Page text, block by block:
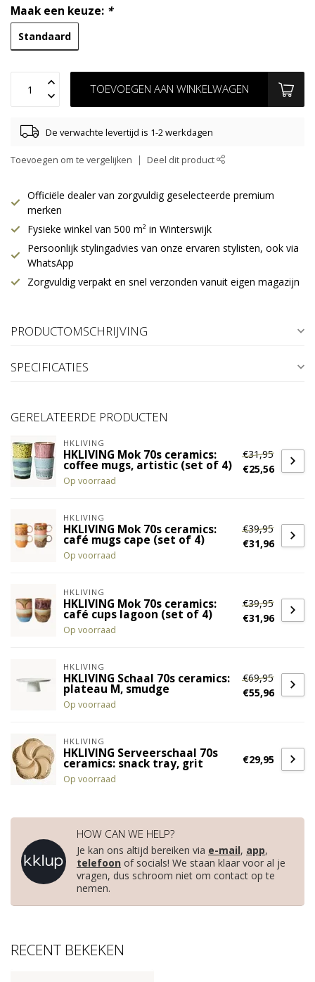
Maak een keuze: *
Standaard
TOEVOEGEN AAN WINKELWAGEN
De verwachte levertijd is 1-2 werkdagen
Toevoegen om te vergelijken Deel dit product
Officiële dealer van zorgvuldig geselecteerde premium
merken
Fysieke winkel van 500 m² in Winterswijk
Persoonlijk stylingadvies van onze ervaren stylisten, ook via
WhatsApp
Zorgvuldig verpakt en snel verzonden vanuit eigen magazijn
PRODUCTOMSCHRIJVING
SPECIFICATIES
GERELATEERDE PRODUCTEN
HKLIVING
HKLIVING Mok 70s ceramics:
coffee mugs, artistic (set of 4)
Op voorraad
€31,95
€25,56
HKLIVING
HKLIVING Mok 70s ceramics:
café mugs cape (set of 4)
Op voorraad
€39,95
€31,96
HKLIVING
HKLIVING Mok 70s ceramics:
café cups lagoon (set of 4)
Op voorraad
€39,95
€31,96
HKLIVING
HKLIVING Schaal 70s ceramics:
plateau M, smudge
Op voorraad
€69,95
€55,96
HKLIVING
HKLIVING Serveerschaal 70s
ceramics: snack tray, grit
Op voorraad
€29,95
HOW CAN WE HELP?
Je kan ons altijd bereiken via e-mail, app,
telefoon of socials! We staan klaar voor al je
vragen, dus schroom niet om contact op te
nemen.
RECENT BEKEKEN